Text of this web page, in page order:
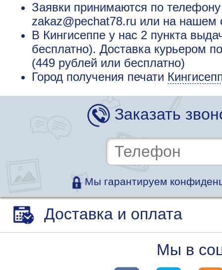
Заявки принимаются по
zakaz@pechat78.ru или на нашем
В Кингисеппе у нас 2 пункта
бесплатно). Доставка курьером
(449 рублей или бесплатно)
Город получения печати
Заказать
Мы гарантируем
Доставка и оплата
Мы в